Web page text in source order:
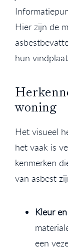
Hier zijn de
hun
woning
Het visueel
het vaak is
kenmerken
van asbest
Kleur
een